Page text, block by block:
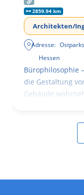
2859.94 km
Architekten/
Adresse:
Hessen
Bürophilosophie
die Gestaltung
Gebäude